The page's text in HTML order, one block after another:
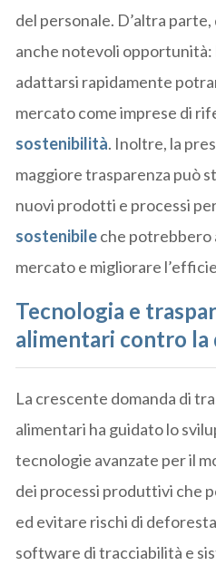
del personale. D’altra
anche notevoli opportunità:
adattarsi rapidamente
mercato come imprese di
sostenibilità. Inoltre, la
maggiore trasparenza può
nuovi prodotti e processi
sostenibileche potrebbero
mercato e migliorare
Tecnologia e
alimentari contro
La crescente domanda di
alimentari ha guidato lo
tecnologie avanzate per il
dei processi produttivi che
ed evitare rischi di
software di tracciabilità e